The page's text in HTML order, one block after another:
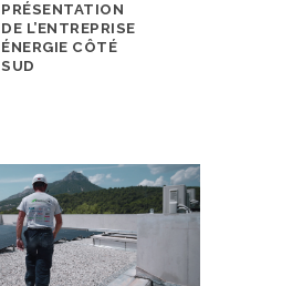
PRÉSENTATION
DE L’ENTREPRISE
ÉNERGIE CÔTÉ
SUD